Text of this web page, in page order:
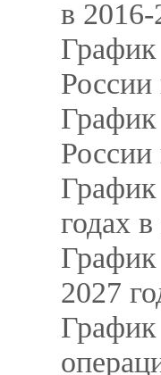
в 2016-
График
График
годах
2027